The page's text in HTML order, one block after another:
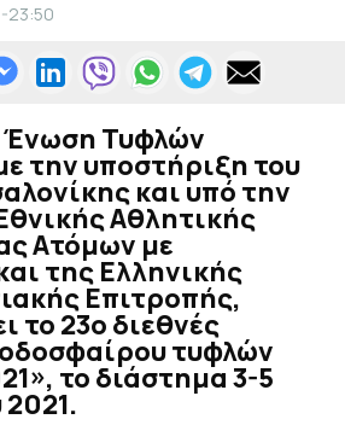
23:50
Ένωση Τυφλών
την υποστήριξη του
και υπό την
Αθλητικής
Ατόμων με
της Ελληνικής
Επιτροπής,
το 23ο διεθνές
τυφλών
το διάστημα 3-5